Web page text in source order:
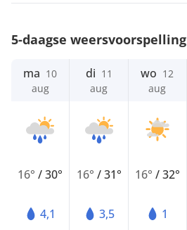
5-daagse weersvoorspelling
ma 10
aug
16°/30°
4,1
di 11
aug
16° /31°
3,5
wo 12
aug
16° /32°
1